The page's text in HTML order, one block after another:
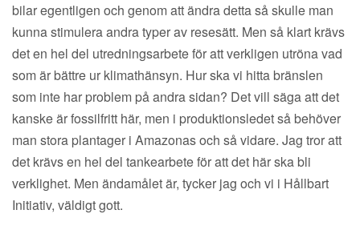
bilar egentligen och genom att ändra detta så skulle man
kunna stimulera andra typer av resesätt. Men så klart krävs
det en hel del utredningsarbete för att verkligen utröna vad
som är bättre ur klimathänsyn. Hur ska vi hitta bränslen
som inte har problem på andra sidan? Det vill säga att det
kanske är fossilfritt här, men i produktionsledet så behöver
man stora plantager i Amazonas och så vidare. Jag tror att
det krävs en hel del tankearbete för att det här ska bli
verklighet. Men ändamålet är, tycker jag och vi i Hållbart
Initiativ, väldigt gott.